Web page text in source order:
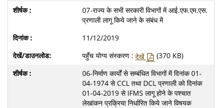
07-राज्य के सभी सरकारी विभागों में आई.एफ.एम.एस.
प्रणाली लागू किये जाने के संबंध में
11/12/2019
पहुँच योग्य संस्करण : देखें
(370 KB)
06-निर्माण कार्यों से सम्बंधित विभागों में दिनांक 01-
04-1974 से CCL तथा DCL प्रणाली को दिनांक
01-04-2019 से IFMS लागू होने के पश्चात
लेखांकन प्रक्रिया निर्धारित किये जाने विषयक